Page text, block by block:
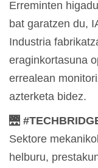
Erreminten
bat garatzen du,
Industria
eraginkortasuna
errealean
azterketa bidez.
🌉
Sektore
helburu,